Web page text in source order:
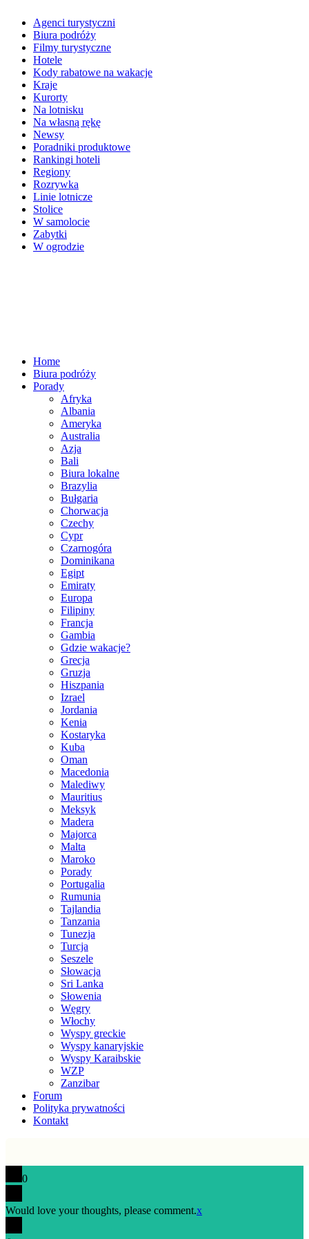
Agenci turystyczni
Biura podróży
Filmy turystyczne
Hotele
Kody rabatowe na wakacje
Kraje
Kurorty
Na lotnisku
Na własną rękę
Newsy
Poradniki produktowe
Rankingi hoteli
Regiony
Rozrywka
Linie lotnicze
Stolice
W samolocie
Zabytki
W ogrodzie
Home
Biura podróży
Porady
Afryka
Albania
Ameryka
Australia
Azja
Bali
Biura lokalne
Brazylia
Bułgaria
Chorwacja
Czechy
Cypr
Czarnogóra
Dominikana
Egipt
Emiraty
Europa
Filipiny
Francja
Gambia
Gdzie wakacje?
Grecja
Gruzja
Hiszpania
Izrael
Jordania
Kenia
Kostaryka
Kuba
Oman
Macedonia
Malediwy
Mauritius
Meksyk
Madera
Majorca
Malta
Maroko
Porady
Portugalia
Rumunia
Tajlandia
Tanzania
Tunezja
Turcja
Seszele
Słowacja
Sri Lanka
Słowenia
Węgry
Włochy
Wyspy greckie
Wyspy kanaryjskie
Wyspy Karaibskie
WZP
Zanzibar
Forum
Polityka prywatności
Kontakt
0
Would love your thoughts, please comment.x